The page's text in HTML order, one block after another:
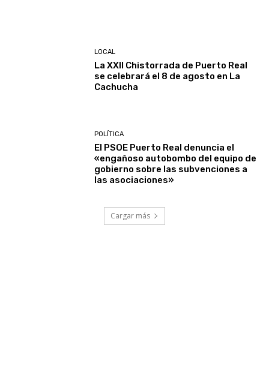
LOCAL
La XXII Chistorrada de Puerto Real
se celebrará el 8 de agosto en La
Cachucha
POLÍTICA
El PSOE Puerto Real denuncia el
«engañoso autobombo del equipo de
gobierno sobre las subvenciones a
las asociaciones»
Cargar más